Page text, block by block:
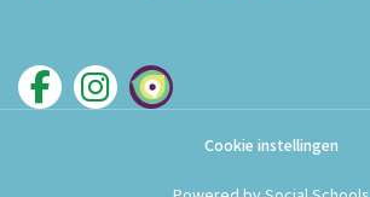
Cookie instellingen